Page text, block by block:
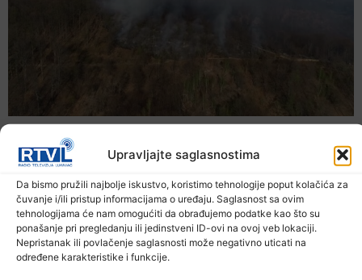
Upravljajte saglasnostima
Da bismo pružili najbolje iskustvo, koristimo tehnologije poput kolačića za
čuvanje i/ili pristup informacijama o uređaju. Saglasnost sa ovim
tehnologijama će nam omogućiti da obrađujemo podatke kao što su
ponašanje pri pregledanju ili jedinstveni ID-ovi na ovoj veb lokaciji.
Nepristanak ili povlačenje saglasnosti može negativno uticati na
određene karakteristike i funkcije.